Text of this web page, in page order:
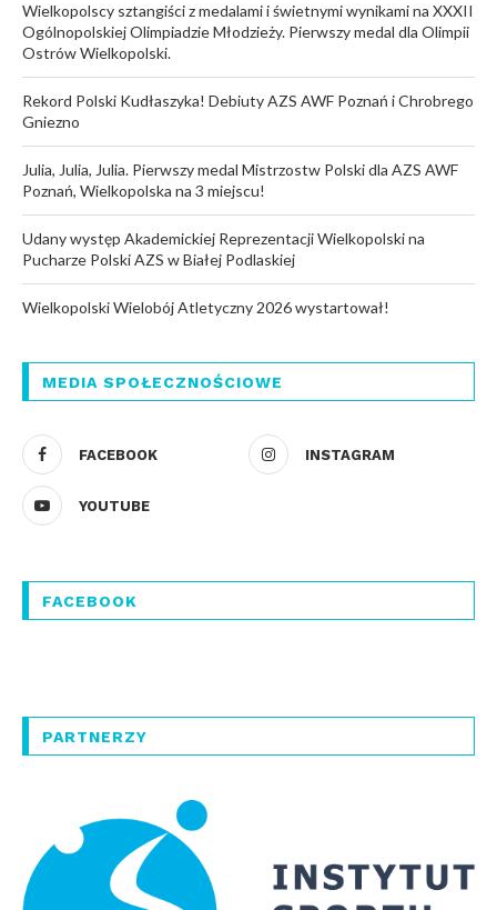
Wielkopolscy sztangiści z medalami i świetnymi wynikami na XXXII
Ogólnopolskiej Olimpiadzie Młodzieży. Pierwszy medal dla Olimpii
Ostrów Wielkopolski.
Rekord Polski Kudłaszyka! Debiuty AZS AWF Poznań i Chrobrego
Gniezno
Julia, Julia, Julia. Pierwszy medal Mistrzostw Polski dla AZS AWF
Poznań, Wielkopolska na 3 miejscu!
Udany występ Akademickiej Reprezentacji Wielkopolski na
Pucharze Polski AZS w Białej Podlaskiej
Wielkopolski Wielobój Atletyczny 2026 wystartował!
MEDIA SPOŁECZNOŚCIOWE
FACEBOOK INSTAGRAM
YOUTUBE
FACEBOOK
PARTNERZY